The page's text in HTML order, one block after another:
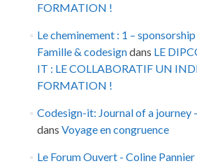
FORMATION !
Le cheminement : 1 –
Famille & codesigndans LE
IT : LE COLLABORATIF UN
FORMATION !
Codesign-it: Journal of a journey
dans Voyage en congruence
Le Forum Ouvert - Coline Pannier